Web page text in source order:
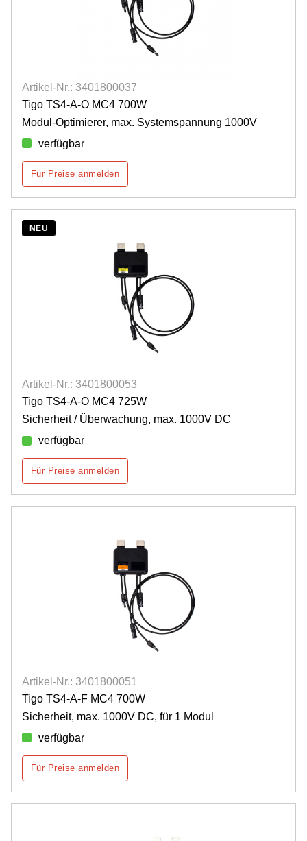
Artikel-Nr.: 3401800037
Tigo TS4-A-O MC4 700W
Modul-Optimierer, max. Systemspannung 1000V
verfügbar
Für Preise anmelden
NEU
Artikel-Nr.: 3401800053
Tigo TS4-A-O MC4 725W
Sicherheit / Überwachung, max. 1000V DC
verfügbar
Für Preise anmelden
Artikel-Nr.: 3401800051
Tigo TS4-A-F MC4 700W
Sicherheit, max. 1000V DC, für 1 Modul
verfügbar
Für Preise anmelden